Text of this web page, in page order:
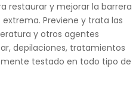
restaurar y mejorar la barrera
Previene y trata las
y otros agentes
depilaciones, tratamientos
testado en todo tipo de